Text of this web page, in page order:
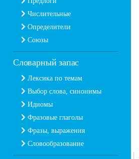
Числительные
Определители
Союзы
Словарный запас
Лексика по темам
Выбор слова, синонимы
Идиомы
Фразовые глаголы
Фразы, выражения
Словообразование